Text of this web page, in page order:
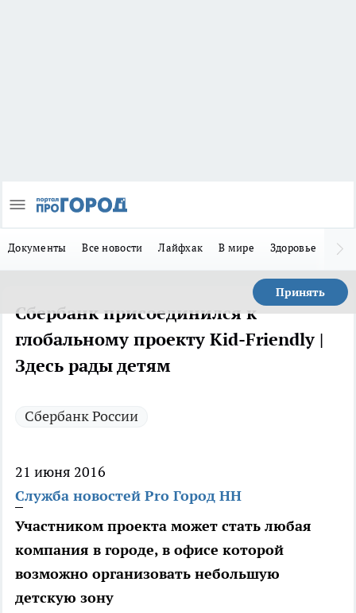
Документы Все новости Лайфхак В мире Здоровье
Принять
Сбербанк присоединился к
глобальному проекту Kid-Friendly |
Здесь рады детям
Сбербанк России
21 июня 2016
Служба новостей Pro Город НН
Участником проекта может стать любая
компания в городе, в офисе которой
возможно организовать небольшую
детскую зону